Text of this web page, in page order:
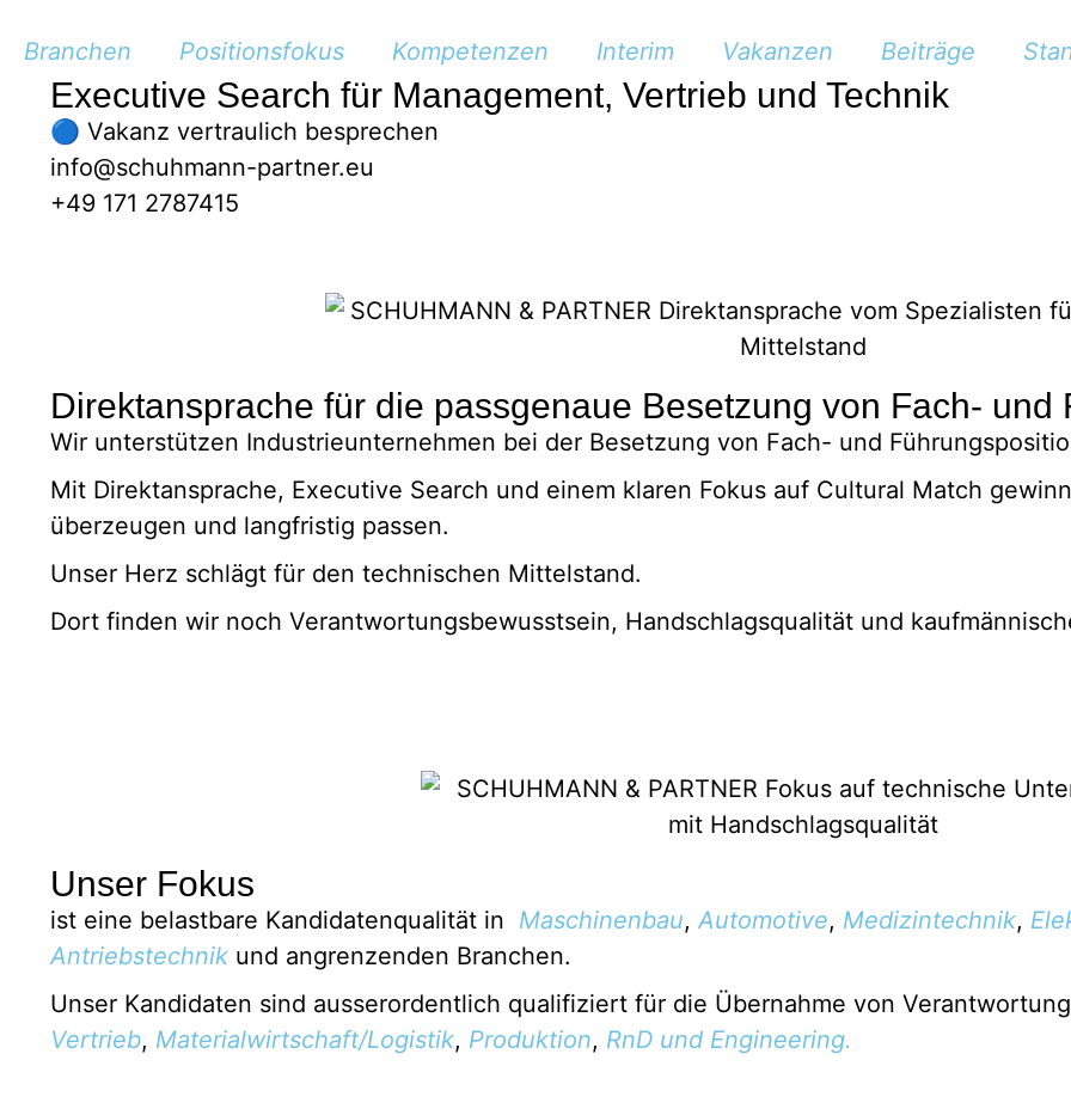
Branchen Positionsfokus Kompetenzen Interim Vakanzen Beiträge
Executive Search für Management, Vertrieb und Technik
🔵 Vakanz vertraulich besprechen
info@schuhmann-partner.eu
+49 171 2787415
Direktansprache für die passgenaue Besetzung von Fach- und
Wir unterstützen Industrieunternehmen bei der Besetzung von Fach- und
Mit Direktansprache, Executive Search und einem klaren Fokus auf Cultural Match
überzeugen und langfristig passen.
Unser Herz schlägt für den technischen Mittelstand.
Dort finden wir noch Verantwortungsbewusstsein, Handschlagsqualität und
Unser Fokus
ist eine belastbare Kandidatenqualität in Maschinenbau, Automotive, Medizintechnik,
Antriebstechnik und angrenzenden Branchen.
Unser Kandidaten sind ausserordentlich qualifiziert für die Übernahme von
Vertrieb, Materialwirtschaft/Logistik, Produktion, RnD und Engineering.